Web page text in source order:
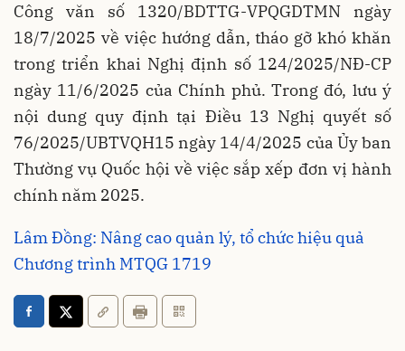
Công văn số 1320/BDTTG-VPQGDTMN ngày
18/7/2025 về việc hướng dẫn, tháo gỡ khó khăn
trong triển khai Nghị định số 124/2025/NĐ-CP
ngày 11/6/2025 của Chính phủ. Trong đó, lưu ý
nội dung quy định tại Điều 13 Nghị quyết số
76/2025/UBTVQH15 ngày 14/4/2025 của Ủy ban
Thường vụ Quốc hội về việc sắp xếp đơn vị hành
chính năm 2025.
Lâm Đồng: Nâng cao quản lý, tổ chức hiệu quả
Chương trình MTQG 1719